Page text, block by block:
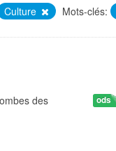
Culture Mots-clés:
ods
des